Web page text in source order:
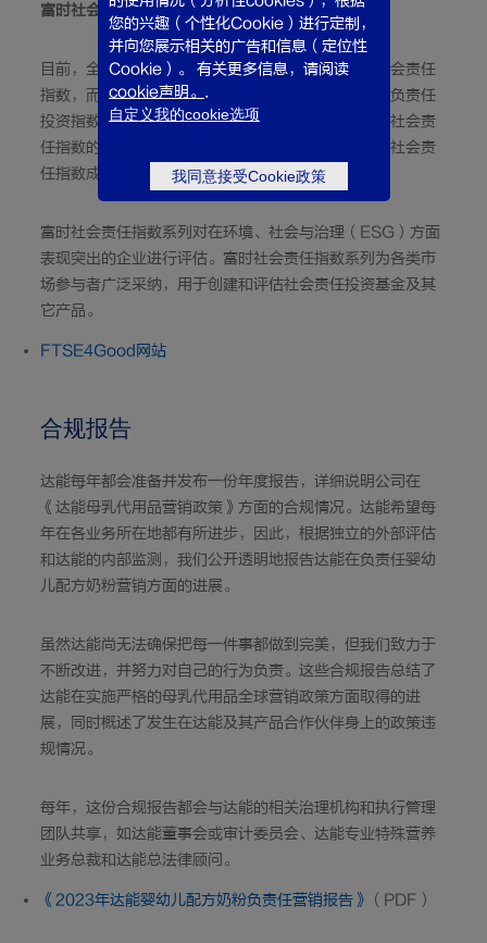
富时社会责任指数（FTSE4Good）
目前，全球仅有三家母乳代用品制造企业跻身富时社会责任
指数，而达能作为其中之一而深感自豪。作为全球性负责任
投资指数，入选富时社会责任指数代表达能已按富时社会责
任指数的衡量标准接受独立评估，并已满足成为富时社会责
任指数成员机构的要求。
富时社会责任指数系列对在环境、社会与治理（ESG）方面
表现突出的企业进行评估。富时社会责任指数系列为各类市
场参与者广泛采纳，用于创建和评估社会责任投资基金及其
它产品。
FTSE4Good网站
合规报告
达能每年都会准备并发布一份年度报告，详细说明公司在
《达能母乳代用品营销政策》方面的合规情况。达能希望每
年在各业务所在地都有所进步，因此，根据独立的外部评估
和达能的内部监测，我们公开透明地报告达能在负责任婴幼
儿配方奶粉营销方面的进展。
虽然达能尚无法确保把每一件事都做到完美，但我们致力于
不断改进，并努力对自己的行为负责。这些合规报告总结了
达能在实施严格的母乳代用品全球营销政策方面取得的进
展，同时概述了发生在达能及其产品合作伙伴身上的政策违
规情况。
每年，这份合规报告都会与达能的相关治理机构和执行管理
团队共享，如达能董事会或审计委员会、达能专业特殊营养
业务总裁和达能总法律顾问。
《2023年达能婴幼儿配方奶粉负责任营销报告》 （PDF）
您的兴趣（个性化Cookie）进行定制，
并向您展示相关的广告和信息（定位性
Cookie）。 有关更多信息，请阅读
cookie声明。 .
自定义我的cookie选项
我同意接受Cookie政策